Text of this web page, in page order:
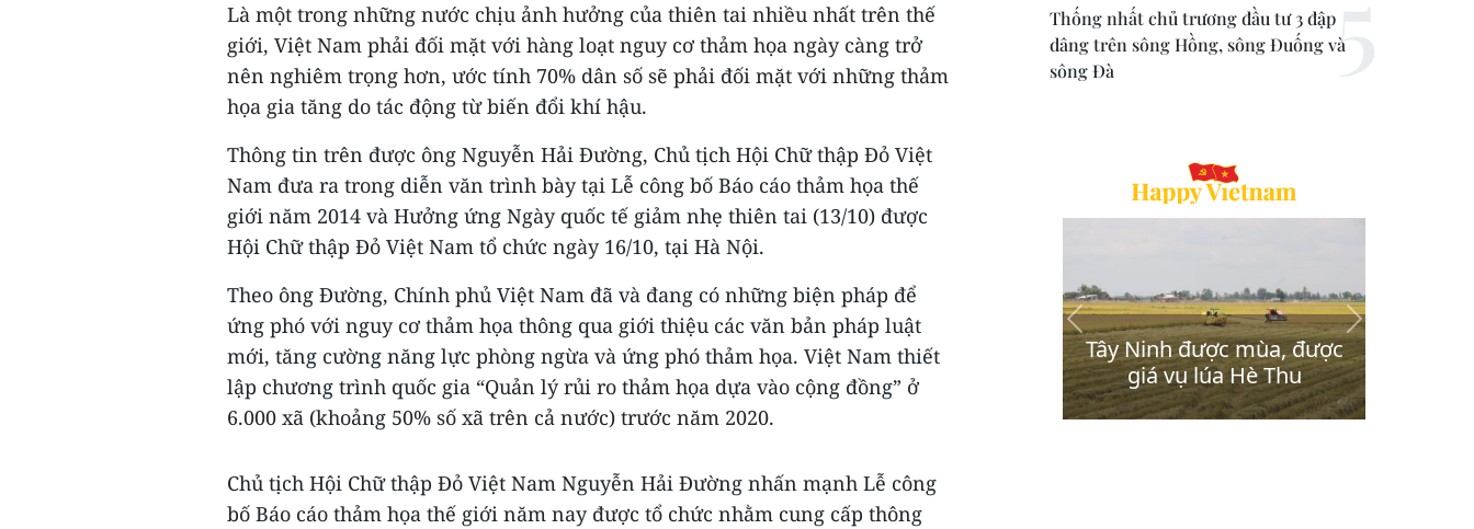
Là một trong những nước chịu ảnh hưởng của thiên tai nhiều nhất trên thế
giới, Việt Nam phải đối mặt với hàng loạt nguy cơ thảm họa ngày càng trở
nên nghiêm trọng hơn, ước tính 70% dân số sẽ phải đối mặt với những thảm
họa gia tăng do tác động từ biến đổi khí hậu.
Thông tin trên được ông Nguyễn Hải Đường, Chủ tịch Hội Chữ thập Đỏ Việt
Nam đưa ra trong diễn văn trình bày tại Lễ công bố Báo cáo thảm họa thế
giới năm 2014 và Hưởng ứng Ngày quốc tế giảm nhẹ thiên tai (13/10) được
Hội Chữ thập Đỏ Việt Nam tổ chức ngày 16/10, tại Hà Nội.
Theo ông Đường, Chính phủ Việt Nam đã và đang có những biện pháp để
ứng phó với nguy cơ thảm họa thông qua giới thiệu các văn bản pháp luật
mới, tăng cường năng lực phòng ngừa và ứng phó thảm họa. Việt Nam thiết
lập chương trình quốc gia “Quản lý rủi ro thảm họa dựa vào cộng đồng” ở
6.000 xã (khoảng 50% số xã trên cả nước) trước năm 2020.
Chủ tịch Hội Chữ thập Đỏ Việt Nam Nguyễn Hải Đường nhấn mạnh Lễ công
bố Báo cáo thảm họa thế giới năm nay được tổ chức nhằm cung cấp thông
Thống nhất chủ trương đầu tư 3 đập
dâng trên sông Hồng, sông Đuống và
sông Đà